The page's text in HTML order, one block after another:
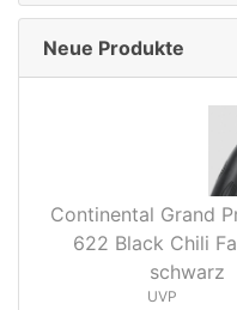
Neue Produkte
Continental Grand
622 Black Chili
schwarz
UVP